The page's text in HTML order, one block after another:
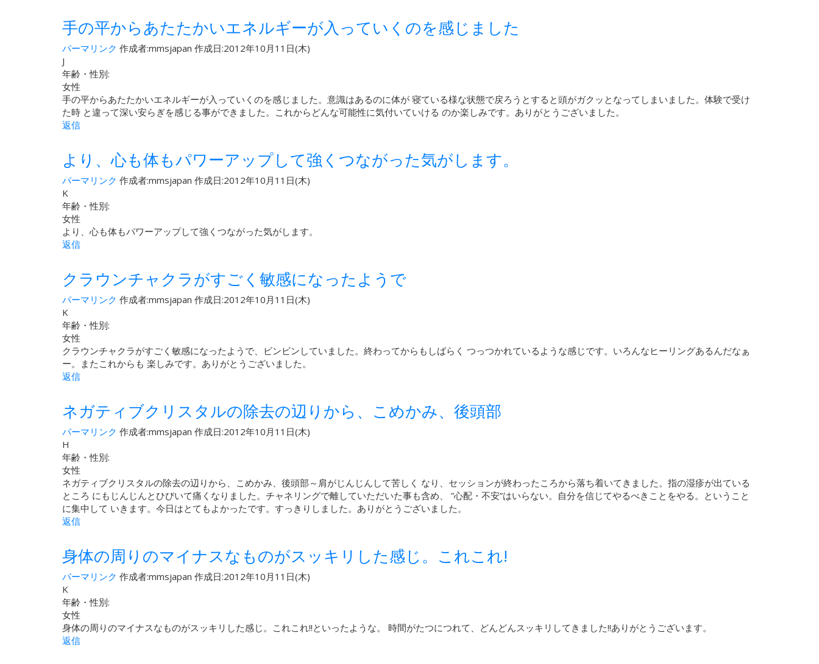
手の平からあたたかいエネルギーが入っていくのを感じました
パーマリンク 作成者:mmsjapan 作成日:2012年10月11日(木)
J
年齢・性別:
女性
手の平からあたたかいエネルギーが入っていくのを感じました。意識はあるのに体が 寝ている様な状態で戻ろうとすると頭がガクッとなってしまいました。体験で受け
た時 と違って深い安らぎを感じる事ができました。これからどんな可能性に気付いていける のか楽しみです。ありがとうございました。
返信
より、心も体もパワーアップして強くつながった気がします。
パーマリンク 作成者:mmsjapan 作成日:2012年10月11日(木)
K
年齢・性別:
女性
より、心も体もパワーアップして強くつながった気がします。
返信
クラウンチャクラがすごく敏感になったようで
パーマリンク 作成者:mmsjapan 作成日:2012年10月11日(木)
K
年齢・性別:
女性
クラウンチャクラがすごく敏感になったようで、ビンビンしていました。終わってからもしばらく つっつかれているような感じです。いろんなヒーリングあるんだなぁ
ー。またこれからも 楽しみです。ありがとうございました。
返信
ネガティブクリスタルの除去の辺りから、こめかみ、後頭部
パーマリンク 作成者:mmsjapan 作成日:2012年10月11日(木)
H
年齢・性別:
女性
ネガティブクリスタルの除去の辺りから、こめかみ、後頭部～肩がじんじんして苦しく なり、セッションが終わったころから落ち着いてきました。指の湿疹が出ている
ところ にもじんじんとひびいて痛くなりました。チャネリングで離していただいた事も含め、 ”心配・不安”はいらない。自分を信じてやるべきことをやる。ということ
に集中して いきます。今日はとてもよかったです。すっきりしました。ありがとうございました。
返信
身体の周りのマイナスなものがスッキリした感じ。これこれ!
パーマリンク 作成者:mmsjapan 作成日:2012年10月11日(木)
K
年齢・性別:
女性
身体の周りのマイナスなものがスッキリした感じ。これこれ!!といったような。 時間がたつにつれて、どんどんスッキリしてきました!!ありがとうございます。
返信